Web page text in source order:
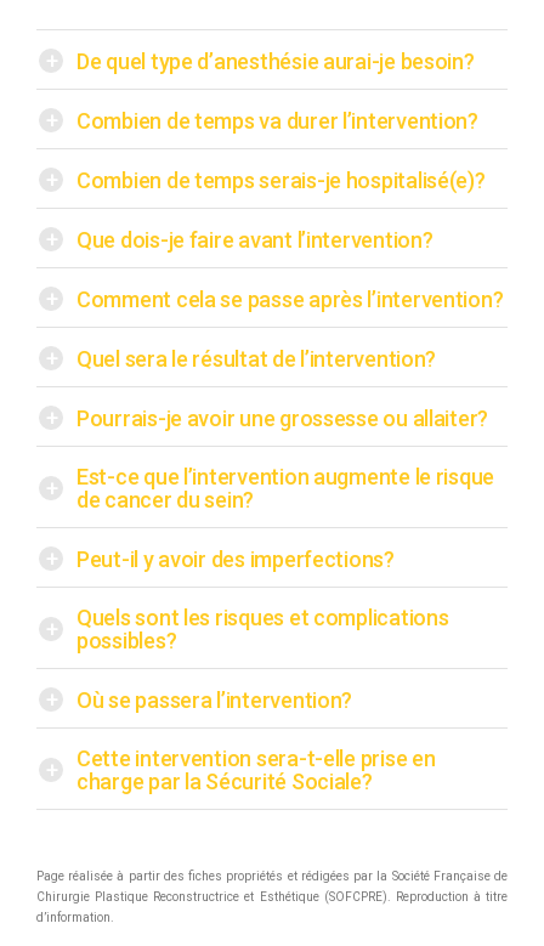
+ De quel type d’anesthésie aurai-je besoin?
+ Combien de temps va durer l’intervention?
+ Combien de temps serais-je hospitalisé(e)?
+ Que dois-je faire avant l’intervention?
+ Comment cela se passe après l’intervention?
+ Quel sera le résultat de l’intervention?
+ Pourrais-je avoir une grossesse ou allaiter?
+
Est-ce que l’intervention augmente le risque
de cancer du sein?
+ Peut-il y avoir des imperfections?
+
Quels sont les risques et complications
possibles?
+ Où se passera l’intervention?
+
Cette intervention sera-t-elle prise en
charge par la Sécurité Sociale?
Page réalisée à partir des fiches propriétés et rédigées par la Société Française de
Chirurgie Plastique Reconstructrice et Esthétique (SOFCPRE). Reproduction à titre
d’information.